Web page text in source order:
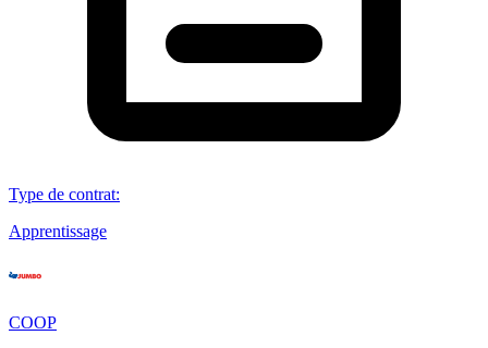
Type de contrat:
Apprentissage
COOP